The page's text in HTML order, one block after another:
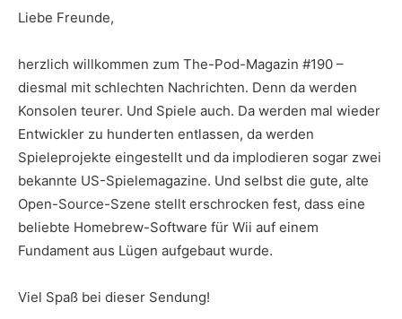
Liebe Freunde,
herzlich willkommen zum The-Pod-Magazin #190 –
diesmal mit schlechten Nachrichten. Denn da werden
Konsolen teurer. Und Spiele auch. Da werden mal wieder
Entwickler zu hunderten entlassen, da werden
Spieleprojekte eingestellt und da implodieren sogar zwei
bekannte US-Spielemagazine. Und selbst die gute, alte
Open-Source-Szene stellt erschrocken fest, dass eine
beliebte Homebrew-Software für Wii auf einem
Fundament aus Lügen aufgebaut wurde.
Viel Spaß bei dieser Sendung!